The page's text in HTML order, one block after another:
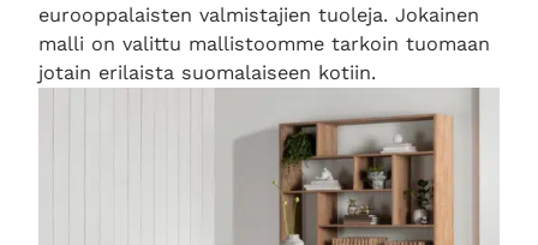
eurooppalaisten valmistajien tuoleja. Jokainen
malli on valittu mallistoomme tarkoin tuomaan
jotain erilaista suomalaiseen kotiin.